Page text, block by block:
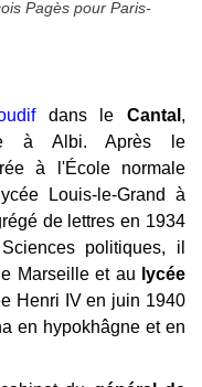
Pagès pour Paris-
dans leCantal ,
à Albi. Après le
à l'École normale
Louis-le-Grand à
de lettres en 1934
politiques, il
Marseille et au lycée
Henri IV en juin 1940
en hypokhâgne et en